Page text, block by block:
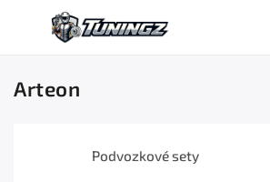
Arteon
Podvozkové sety